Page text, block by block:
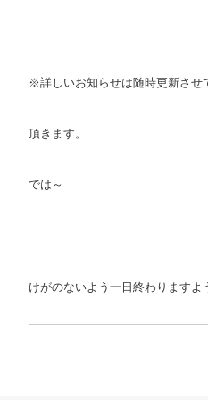
※詳しいお知らせは随時更新させ
頂きます。
では～
けがのないよう一日終わりますよ